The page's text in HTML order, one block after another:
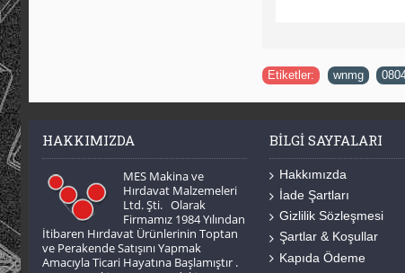
Etiketler: wnmg
HAKKIMIZDA
MES Makina ve
Hırdavat Malzemeleri
Ltd. Şti. Olarak
Firmamız 1984 Yılından
İtibaren Hırdavat Ürünlerinin Toptan
ve Perakende Satışını Yapmak
Amacıyla Ticari Hayatına Başlamıştır .
BILGI SAYFALARI
Hakkımızda
İade Şartları
Gizlilik Sözleşmesi
Şartlar & Koşullar
Kapıda Ödeme